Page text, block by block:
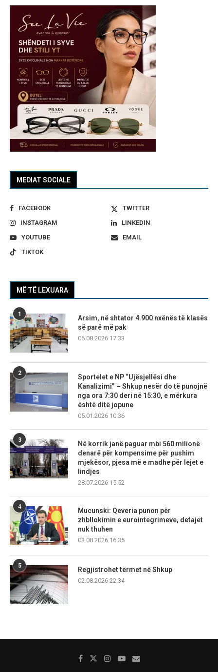
MEDIAT SOCIALE
FACEBOOK
TWITTER
INSTAGRAM
LINKEDIN
YOUTUBE
EMAIL
TIKTOK
MË TË LEXUARA
1
Arsim, në shtator 4.900 nxënës të klasës
së parë më pak
06.08.2026 17:33
2
Sportelet e NP “Ujësjellësi dhe
Kanalizimi” – Shkup nesër do të punojnë
nga ora 7:30 deri në 15:30, e mërkura
është ditë jopune
05.01.2026 10:36
3
Në korrik janë paguar mbi 560 milionë
denarë për kompensime për pushim
mjekësor, pjesa më e madhe për lejet e
lindjes
28.07.2026 15:52
4
Mucunski: Qeveria punon për
zhbllokimin e eurointegrimeve, detajet
nuk thuhen
03.08.2026 16:35
5
Regjistrohet tërmet në Shkup
02.08.2026 22:34